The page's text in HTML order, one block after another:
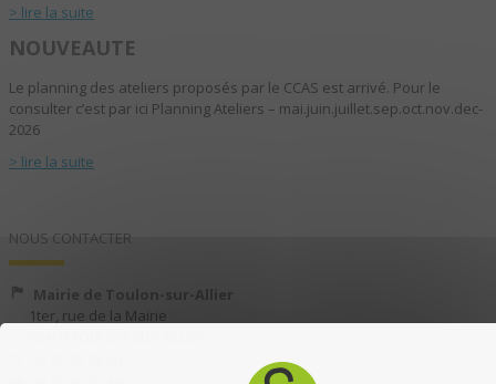
> lire la suite
NOUVEAUTE
Le planning des ateliers proposés par le CCAS est arrivé. Pour le
consulter c’est par ici Planning Ateliers – mai.juin.juillet.sep.oct.nov.dec-
2026
> lire la suite
NOUS CONTACTER
Mairie de Toulon-sur-Allier
1ter, rue de la Mairie